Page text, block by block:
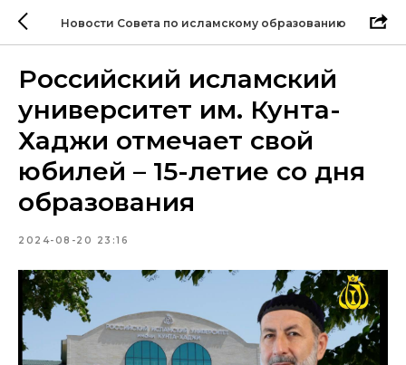
Новости Совета по исламскому образованию
Российский исламский
университет им. Кунта-
Хаджи отмечает свой
юбилей – 15-летие со дня
образования
2024-08-20 23:16